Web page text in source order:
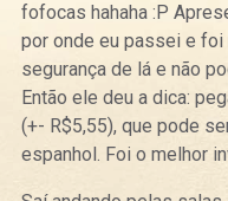
fofocas hahaha :P
por onde eu passei e
segurança de lá e não
Então ele deu a dica:
(+- R$5,55), que pode
espanhol. Foi o melhor